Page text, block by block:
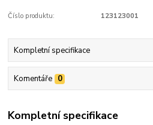
Číslo produktu: 123123001
Kompletní specifikace
Komentáře 0
Kompletní specifikace